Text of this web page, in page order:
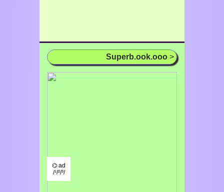
Superb.ook.ooo >
⌬ ad
/¹/²/³/